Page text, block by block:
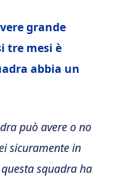
grande
tre mesi è
abbia un
può avere o no
sicuramente in
squadra ha